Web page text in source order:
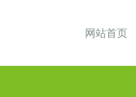
网站首页